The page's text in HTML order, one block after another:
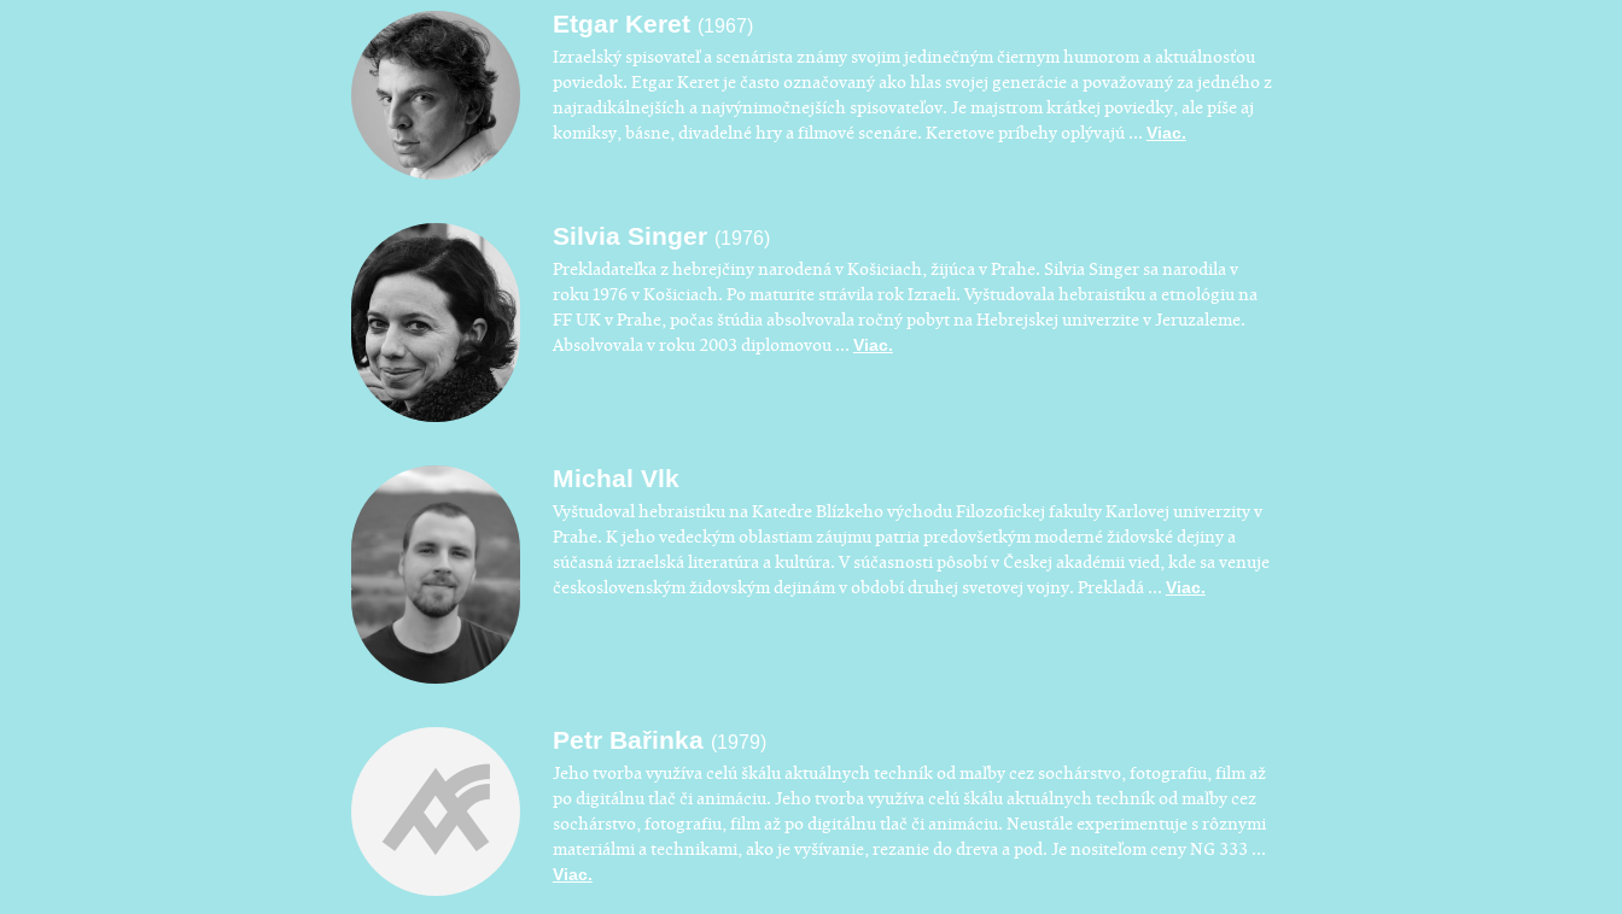
Etgar Keret (1967)
Izraelský spisovateľ a scenárista známy svojim jedinečným čiernym humorom a aktuálnosťou
poviedok. Etgar Keret je často označovaný ako hlas svojej generácie a považovaný za jedného z
najradikálnejších a najvýnimočnejších spisovateľov. Je majstrom krátkej poviedky, ale píše aj
komiksy, básne, divadelné hry a filmové scenáre. Keretove príbehy oplývajú ... Viac.
Silvia Singer (1976)
Prekladateľka z hebrejčiny narodená v Košiciach, žijúca v Prahe. Silvia Singer sa narodila v
roku 1976 v Košiciach. Po maturite strávila rok Izraeli. Vyštudovala hebraistiku a etnológiu na
FF UK v Prahe, počas štúdia absolvovala ročný pobyt na Hebrejskej univerzite v Jeruzaleme.
Absolvovala v roku 2003 diplomovou ... Viac.
Michal Vlk
​Vyštudoval hebraistiku na Katedre Blízkeho východu Filozofickej fakulty Karlovej univerzity v
Prahe. K jeho vedeckým oblastiam záujmu patria predovšetkým moderné židovské dejiny a
súčasná izraelská literatúra a kultúra. V súčasnosti pôsobí v Českej akadémii vied, kde sa venuje
československým židovským dejinám v období druhej svetovej vojny. Prekladá ... Viac.
Petr Bařinka (1979)
Jeho tvorba využíva celú škálu aktuálnych techník od maľby cez sochárstvo, fotografiu, film až
po digitálnu tlač či animáciu. Jeho tvorba využíva celú škálu aktuálnych techník od maľby cez
sochárstvo, fotografiu, film až po digitálnu tlač či animáciu. Neustále experimentuje s rôznymi
materiálmi a technikami, ako je vyšívanie, rezanie do dreva a pod. Je nositeľom ceny NG 333 ...
Viac.